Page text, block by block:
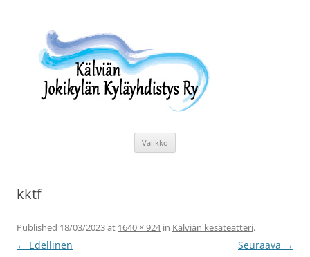
Valikko
kktf
Published 18/03/2023at 1640 × 924in Kälviän kesäteatteri.
← Edellinen Seuraava →